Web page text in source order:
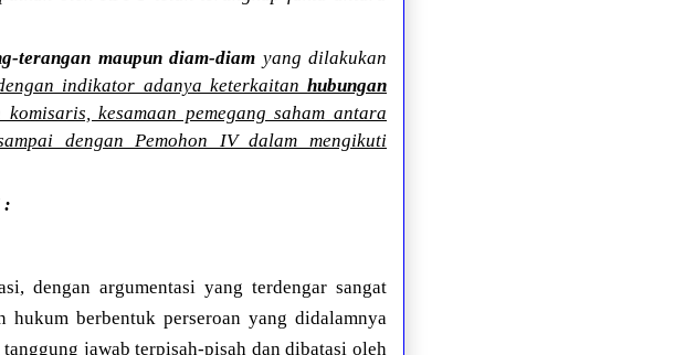
terangan maupun diam-diam yang dilakukan
indikator adanya keterkaitanhubungan
kesamaan pemegang saham antara
dengan Pemohon IV dalam mengikuti
:
dengan argumentasi yang terdengar sangat
hukum berbentuk perseroan yang didalamnya
jawab terpisah-pisah dan dibatasi oleh